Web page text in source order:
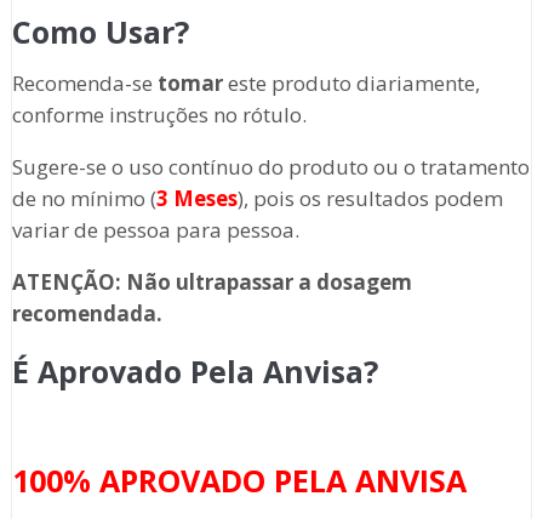
Como Usar?
Recomenda-se tomareste produto diariamente,
conforme instruções no rótulo.
Sugere-se o uso contínuo do produto ou o tratamento
de no mínimo (3 Meses), pois os resultados podem
variar de pessoa para pessoa.
ATENÇÃO: Não ultrapassar a dosagem
recomendada.
É Aprovado Pela Anvisa?
100% APROVADO PELA ANVISA